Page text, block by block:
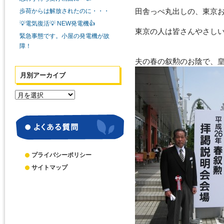
田舎っぺ丸出しの、東京
東京の人は皆さんやさし
夫の春の叙勲のお陰で、
歩荷からは解放されたのに・・・
💡電気復活💡 NEW発電機👍
緊急事態です。小屋の発電機が故
障！
月別アーカイブ
月
ー
カ
プライバシーポリシー
サイトマップ